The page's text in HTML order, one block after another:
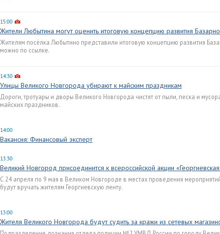
15:00
Жители Любытина могут оценить итоговую концепцию развития
Жителям посёлка Любытино представили итоговую концепцию развития
можно по ссылке.
14:30
Улицы Великого Новгорода убирают к майским праздникам
Дороги, тротуары и дворы Великого Новгорода чистят от пыли, песка и
майских праздников.
14:00
Вакансия: Финансовый эксперт
13:30
Великий Новгород присоединится к всероссийской акции
С 24 апреля по 9 мая в Великом Новгороде в местах проведения
будут вручать жителям Георгиевскую ленту.
13:00
Жителя Великого Новгорода будут судить за кражи из сетевых